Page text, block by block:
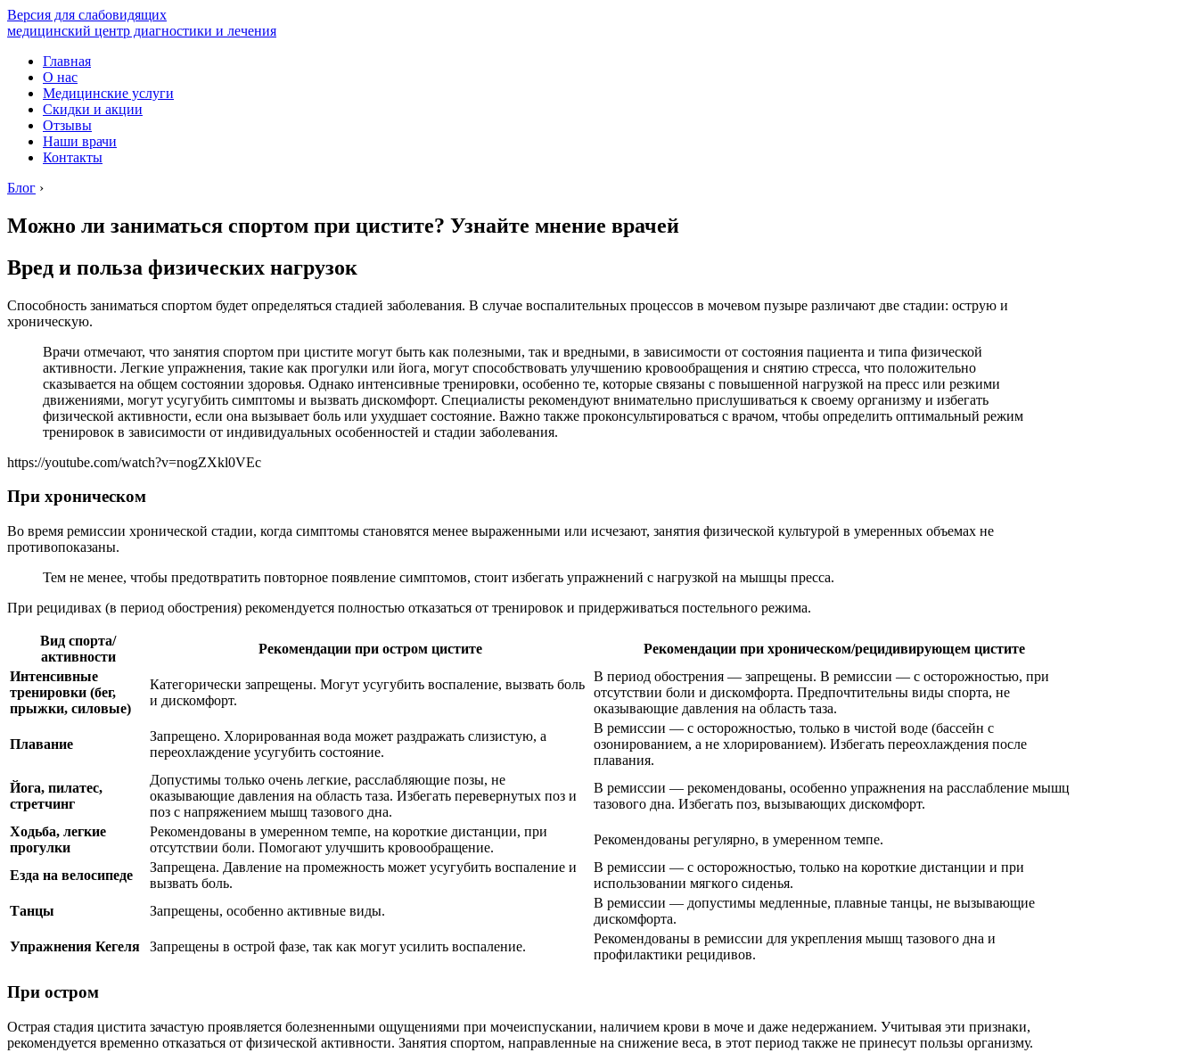
Версия для слабовидящих
медицинский центр диагностики и лечения
Главная
О нас
Медицинские услуги
Скидки и акции
Отзывы
Наши врачи
Контакты
Блог ›
Можно ли заниматься спортом при цистите? Узнайте мнение врачей
Вред и польза физических нагрузок
Способность заниматься спортом будет определяться стадией заболевания. В случае воспалительных процессов в мочевом пузыре различают две стадии: острую и
хроническую.
Врачи отмечают, что занятия спортом при цистите могут быть как полезными, так и вредными, в зависимости от состояния пациента и типа физической
активности. Легкие упражнения, такие как прогулки или йога, могут способствовать улучшению кровообращения и снятию стресса, что положительно
сказывается на общем состоянии здоровья. Однако интенсивные тренировки, особенно те, которые связаны с повышенной нагрузкой на пресс или резкими
движениями, могут усугубить симптомы и вызвать дискомфорт. Специалисты рекомендуют внимательно прислушиваться к своему организму и избегать
физической активности, если она вызывает боль или ухудшает состояние. Важно также проконсультироваться с врачом, чтобы определить оптимальный режим
тренировок в зависимости от индивидуальных особенностей и стадии заболевания.
https://youtube.com/watch?v=nogZXkl0VEc
При хроническом
Во время ремиссии хронической стадии, когда симптомы становятся менее выраженными или исчезают, занятия физической культурой в умеренных объемах не
противопоказаны.
Тем не менее, чтобы предотвратить повторное появление симптомов, стоит избегать упражнений с нагрузкой на мышцы пресса.
При рецидивах (в период обострения) рекомендуется полностью отказаться от тренировок и придерживаться постельного режима.
Вид спорта/
активности
Рекомендации при остром цистите
Рекомендации при хроническом/рецидивирующем цистите
Интенсивные
тренировки (бег,
прыжки, силовые)
Категорически запрещены. Могут усугубить воспаление, вызвать боль
и дискомфорт.
В период обострения — запрещены. В ремиссии — с осторожностью, при
отсутствии боли и дискомфорта. Предпочтительны виды спорта, не
оказывающие давления на область таза.
Плавание
Запрещено. Хлорированная вода может раздражать слизистую, а
переохлаждение усугубить состояние.
В ремиссии — с осторожностью, только в чистой воде (бассейн с
озонированием, а не хлорированием). Избегать переохлаждения после
плавания.
Йога, пилатес,
стретчинг
Допустимы только очень легкие, расслабляющие позы, не
оказывающие давления на область таза. Избегать перевернутых поз и
поз с напряжением мышц тазового дна.
В ремиссии — рекомендованы, особенно упражнения на расслабление мышц
тазового дна. Избегать поз, вызывающих дискомфорт.
Ходьба, легкие
прогулки
Рекомендованы в умеренном темпе, на короткие дистанции, при
отсутствии боли. Помогают улучшить кровообращение.
Рекомендованы регулярно, в умеренном темпе.
Езда на велосипеде
Запрещена. Давление на промежность может усугубить воспаление и
вызвать боль.
В ремиссии — с осторожностью, только на короткие дистанции и при
использовании мягкого сиденья.
Танцы
Запрещены, особенно активные виды.
В ремиссии — допустимы медленные, плавные танцы, не вызывающие
дискомфорта.
Упражнения Кегеля
Запрещены в острой фазе, так как могут усилить воспаление.
Рекомендованы в ремиссии для укрепления мышц тазового дна и
профилактики рецидивов.
При остром
Острая стадия цистита зачастую проявляется болезненными ощущениями при мочеиспускании, наличием крови в моче и даже недержанием. Учитывая эти признаки,
рекомендуется временно отказаться от физической активности. Занятия спортом, направленные на снижение веса, в этот период также не принесут пользы организму.